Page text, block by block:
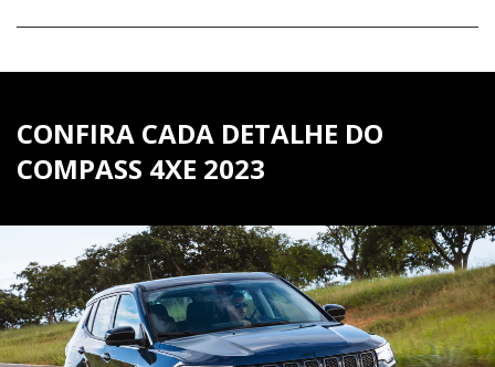
CONFIRA CADA DETALHE DO
COMPASS 4XE 2023